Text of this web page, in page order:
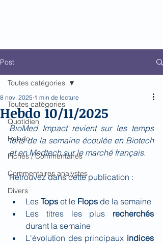
Post
Toutes catégories
Quotidien
Hebdo
Fiches / Commentaires
Commentaires analystes
Divers
Toutes catégories
Hebdo 10/11/2025
8 nov. 2025 1 min de lecture
BioMed Impact revient sur les temps
forts de la semaine écoulée en Biotech
et en Medtech sur le marché français.
Retrouvez dans cette publication :
Les Tops et le Flops de la semaine
Les titres les plus
durant la semaine
L'évolution des principaux